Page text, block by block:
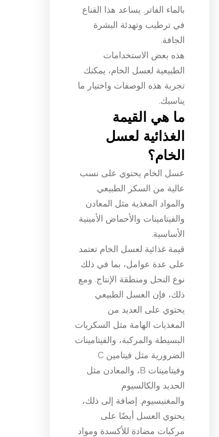
بالماء الفاتر. يساعد هذا القناع
في ترطيب وتهدئة البشرة
الجافة.
هذه بعض الاستخدامات
الطبيعية لعسل الخام، يمكنك
تجربة هذه الوصفات واختيار ما
يناسبك.
ما هي القيمة
الغذائية لعسل
الخام؟
عسل الخام يحتوي على نسب
عالية من السكر الطبيعي
والمواد المغذية مثل المعادن
والفيتامينات والأحماض الأمينية
الأساسية.
قيمة غذائية لعسل الخام تعتمد
على عدة عوامل، بما في ذلك
نوع النحل ومنطقة الإنتاج. ومع
ذلك، فإن العسل الطبيعي
يحتوي على العديد من
المغذيات الهامة مثل السكريات
البسيطة والمركبة، والفيتامينات
الضرورية مثل فيتامين C
وفيتامينات B، والمعادن مثل
الحديد والكالسيوم
والمغنيسيوم. إضافة إلى ذلك،
يحتوي العسل أيضًا على
مركبات مضادة للأكسدة ومواد